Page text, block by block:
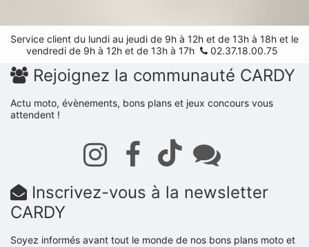
Service client du lundi au jeudi de 9h à 12h et de 13h à 18h et le
vendredi de 9h à 12h et de 13h à 17h
02.37.18.00.75
Rejoignez la communauté CARDY
Actu moto, évènements, bons plans et jeux concours vous
attendent !
Inscrivez-vous à la newsletter
CARDY
Soyez informés avant tout le monde de nos bons plans moto et